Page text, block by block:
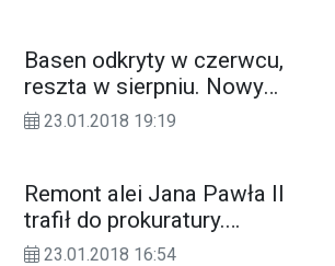
Basen odkryty w czerwcu,
reszta w sierpniu. Nowy
wygląd. Wykonawca:
23.01.2018 19:19
Remont alei Jana Pawła II
trafił do prokuratury.
Zawiadomienie złożył
23.01.2018 16:54